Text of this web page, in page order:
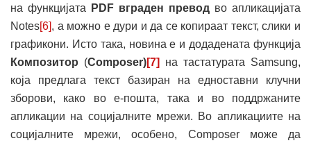
на функцијата
PDF вграден превод во апликацијата
Notes[6], а можно е дури и да се копираат текст, слики и
графикони. Исто така, новина е и додадената функција
Композитор (Composer)[7]
на тастатурата Samsung,
која предлага текст базиран на едноставни клучни
зборови, како во е-пошта, така и во поддржаните
апликации на социјалните мрежи. Во апликациите на
социјалните мрежи, особено, Composer може да